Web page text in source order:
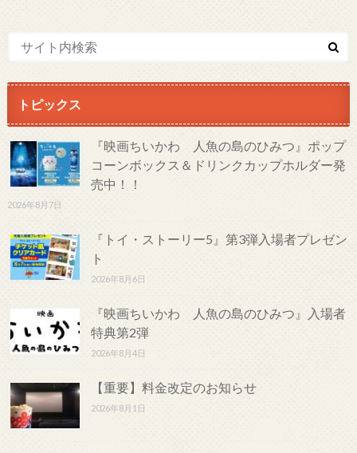
トピックス
『映画ちいかわ 人魚の島のひみつ』ポップ
コーンボックス＆ドリンクカップホルダー発
売中！！
2026年8月7日
『トイ・ストーリー5』第3弾入場者プレゼン
ト
2026年8月6日
『映画ちいかわ 人魚の島のひみつ』入場者
特典第2弾
2026年8月4日
【重要】料金改定のお知らせ
2026年8月1日